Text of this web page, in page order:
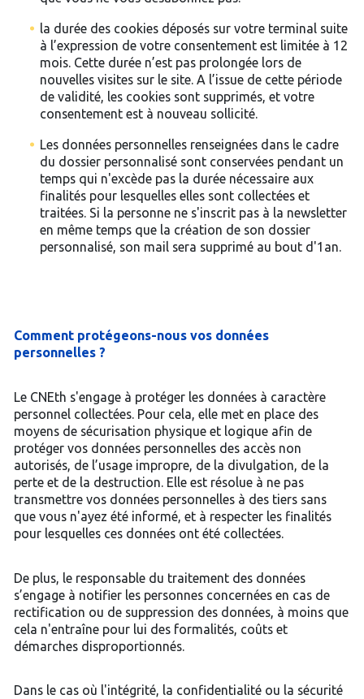
la durée des cookies déposés sur votre terminal suite
à l’expression de votre consentement est limitée à 12
mois. Cette durée n’est pas prolongée lors de
nouvelles visites sur le site. A l’issue de cette période
de validité, les cookies sont supprimés, et votre
consentement est à nouveau sollicité.
Les données personnelles renseignées dans le cadre
du dossier personnalisé sont conservées pendant un
temps qui n'excède pas la durée nécessaire aux
finalités pour lesquelles elles sont collectées et
traitées. Si la personne ne s'inscrit pas à la newsletter
en même temps que la création de son dossier
personnalisé, son mail sera supprimé au bout d'1an.
Comment protégeons-nous vos données
personnelles ?
Le CNEth s'engage à protéger les données à caractère
personnel collectées. Pour cela, elle met en place des
moyens de sécurisation physique et logique afin de
protéger vos données personnelles des accès non
autorisés, de l’usage impropre, de la divulgation, de la
perte et de la destruction. Elle est résolue à ne pas
transmettre vos données personnelles à des tiers sans
que vous n'ayez été informé, et à respecter les finalités
pour lesquelles ces données ont été collectées.
De plus, le responsable du traitement des données
s’engage à notifier les personnes concernées en cas de
rectification ou de suppression des données, à moins que
cela n'entraîne pour lui des formalités, coûts et
démarches disproportionnés.
Dans le cas où l'intégrité, la confidentialité ou la sécurité